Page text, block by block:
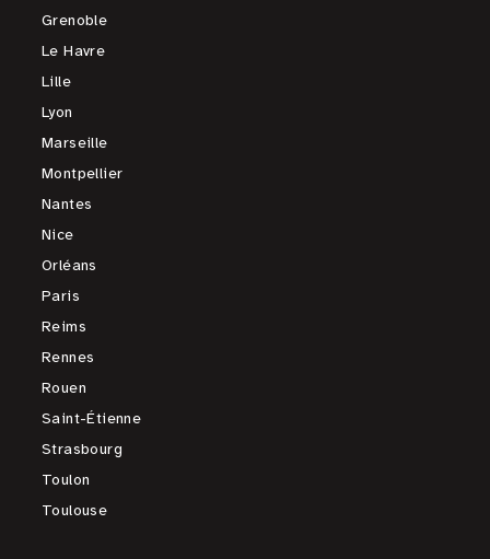
Grenoble
Le Havre
Lille
Lyon
Marseille
Montpellier
Nantes
Nice
Orléans
Paris
Reims
Rennes
Rouen
Saint-Étienne
Strasbourg
Toulon
Toulouse